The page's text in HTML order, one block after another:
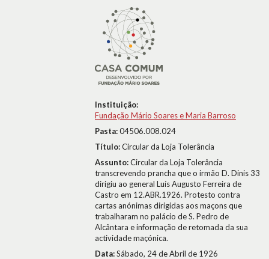
Instituição:
Fundação Mário Soares e Maria Barroso
Pasta:04506.008.024
Título:Circular da Loja Tolerância
Assunto:Circular da Loja Tolerância
transcrevendo prancha que o irmão D. Dinis 33
dirigiu ao general Luís Augusto Ferreira de
Castro em 12.ABR.1926. Protesto contra
cartas anónimas dirigidas aos maçons que
trabalharam no palácio de S. Pedro de
Alcântara e informação de retomada da sua
actividade maçónica.
Data:Sábado, 24 de Abril de 1926